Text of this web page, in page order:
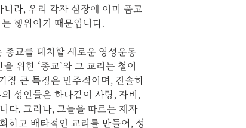
라, 우리 각자 심장에 이미 품고
행위이기 때문입니다.
종교를 대치할 새로운 영성운동
위한 ‘종교’와 그 교리는 철이
장 큰 특징은 민주적이며, 진솔하
성인들은 하나같이 사랑, 자비,
다. 그러나, 그들을 따르는 제자
하고 배타적인 교리를 만들어, 성